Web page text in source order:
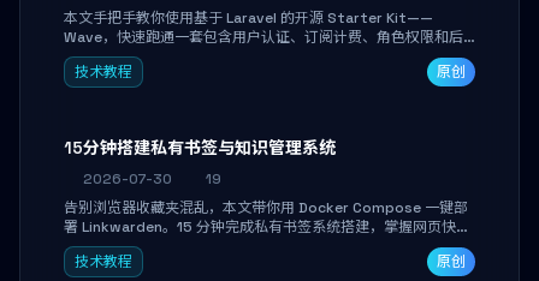
本文手把手教你使用基于 Laravel 的开源 Starter Kit——
Wave，快速跑通一套包含用户认证、订阅计费、角色权限和后
台管理的完整 SaaS 骨架。附带 Stripe 测试支付对接与自定义
业务页面开发实战，助你省去重复基建时间，将精力聚焦于核心
技术教程 原创
15分钟搭建私有书签与知识管理系统
2026-07-30
19
告别浏览器收藏夹混乱，本文带你用 Docker Compose 一键部
署 Linkwarden。15 分钟完成私有书签系统搭建，掌握网页快照
归档、高亮批注、分类管理与全文搜索。适合开发者与知识工作
者打造个人知识库，资料统一归档，随时检索。
技术教程 原创